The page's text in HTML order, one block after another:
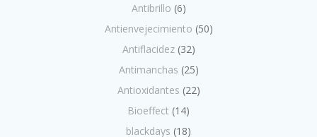
Antibrillo (6)
Antienvejecimiento (50)
Antiflacidez (32)
Antimanchas (25)
Antioxidantes (22)
Bioeffect (14)
blackdays (18)